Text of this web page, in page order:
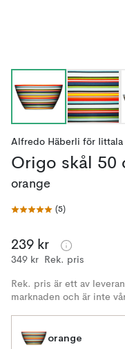
Alfredo Häberli för Iittala
Origo skål 50
orange
(5)
239 kr
349 kr Rek. pris
Rek. pris är ett av
marknaden och är inte
orange